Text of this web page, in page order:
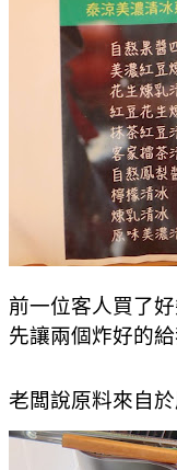
前一位客人買了
先讓兩個炸好的
老闆說原料來自